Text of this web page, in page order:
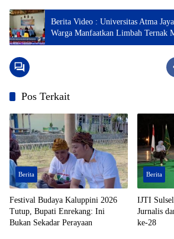
Berita Video : Universitas Atma
Warga Manfaatkan Limbah Ternak
Pos Terkait
Berita
Festival Budaya Kaluppini 2026
Tutup, Bupati Enrekang: Ini
Bukan Sekadar Perayaan
Berita
IJTI
Jurnalis
ke-28